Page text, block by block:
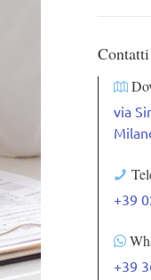
Contatti
via
+39
+39